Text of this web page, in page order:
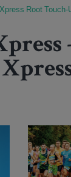
Root Touch-